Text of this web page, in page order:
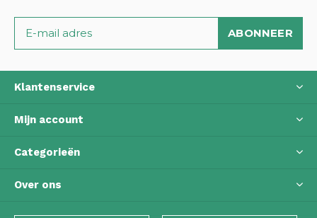
ABONNEER
Klantenservice
Mijn account
Categorieën
Over ons